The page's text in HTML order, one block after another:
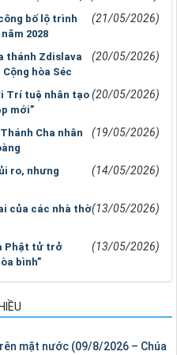
bố lộ trình
2028
(21/05/2026)
thánh Zdislava
hòa Séc
(20/05/2026)
Trí tuệ nhân tạo
mới”
(20/05/2026)
Cha nhân
(19/05/2026)
ro, nhưng
(14/05/2026)
của các nhà thờ(13/05/2026)
Phật tử trở
bình”
(13/05/2026)
mặt nước (09/8/2026 – Chúa